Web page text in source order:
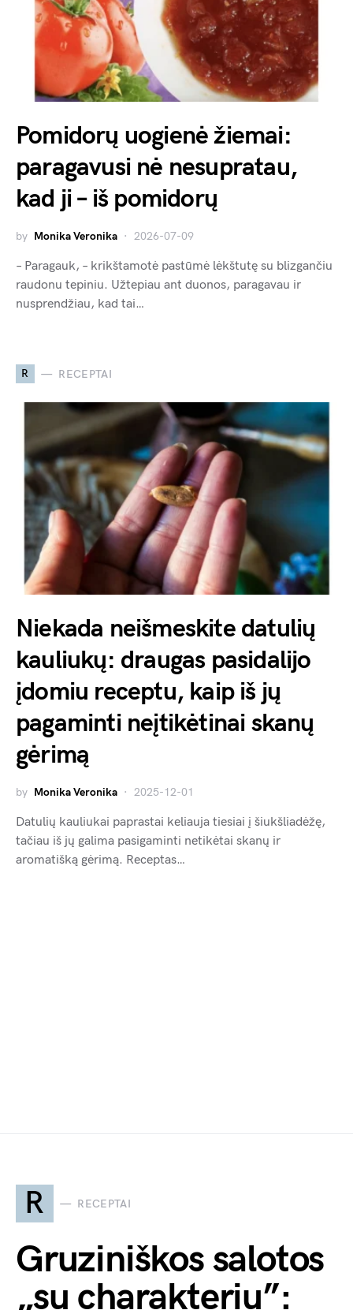
Pomidorų uogienė žiemai:
paragavusi nė nesupratau,
kad ji – iš pomidorų
by Monika Veronika 2026-07-09
– Paragauk, – krikštamotė pastūmė lėkštutę su blizgančiu
raudonu tepiniu. Užtepiau ant duonos, paragavau ir
nusprendžiau, kad tai…
R RECEPTAI
Niekada neišmeskite datulių
kauliukų: draugas pasidalijo
įdomiu receptu, kaip iš jų
pagaminti neįtikėtinai skanų
gėrimą
by Monika Veronika 2025-12-01
Datulių kauliukai paprastai keliauja tiesiai į šiukšliadėžę,
tačiau iš jų galima pasigaminti netikėtai skanų ir
aromatišką gėrimą. Receptas…
R RECEPTAI
Gruziniškos salotos
„su charakteriu”: